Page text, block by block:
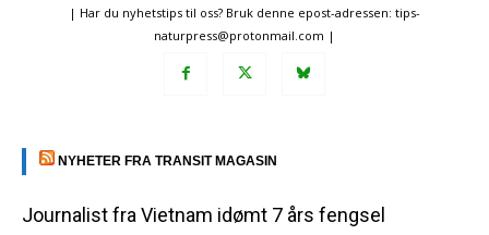
| Har du nyhetstips til oss? Bruk denne epost-adressen: tips-
naturpress@protonmail.com |
NYHETER FRA TRANSIT MAGASIN
Journalist fra Vietnam idømt 7 års fengsel